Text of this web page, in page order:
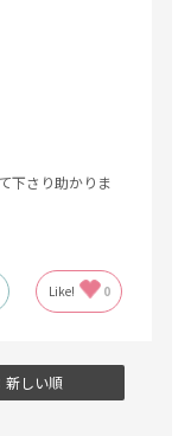
下さり助かりま
Like! 0
新しい順